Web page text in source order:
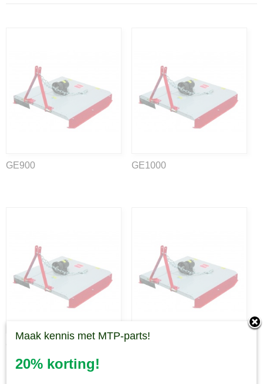
GE900 GE1000
Maak kennis met MTP-parts!
20% korting!